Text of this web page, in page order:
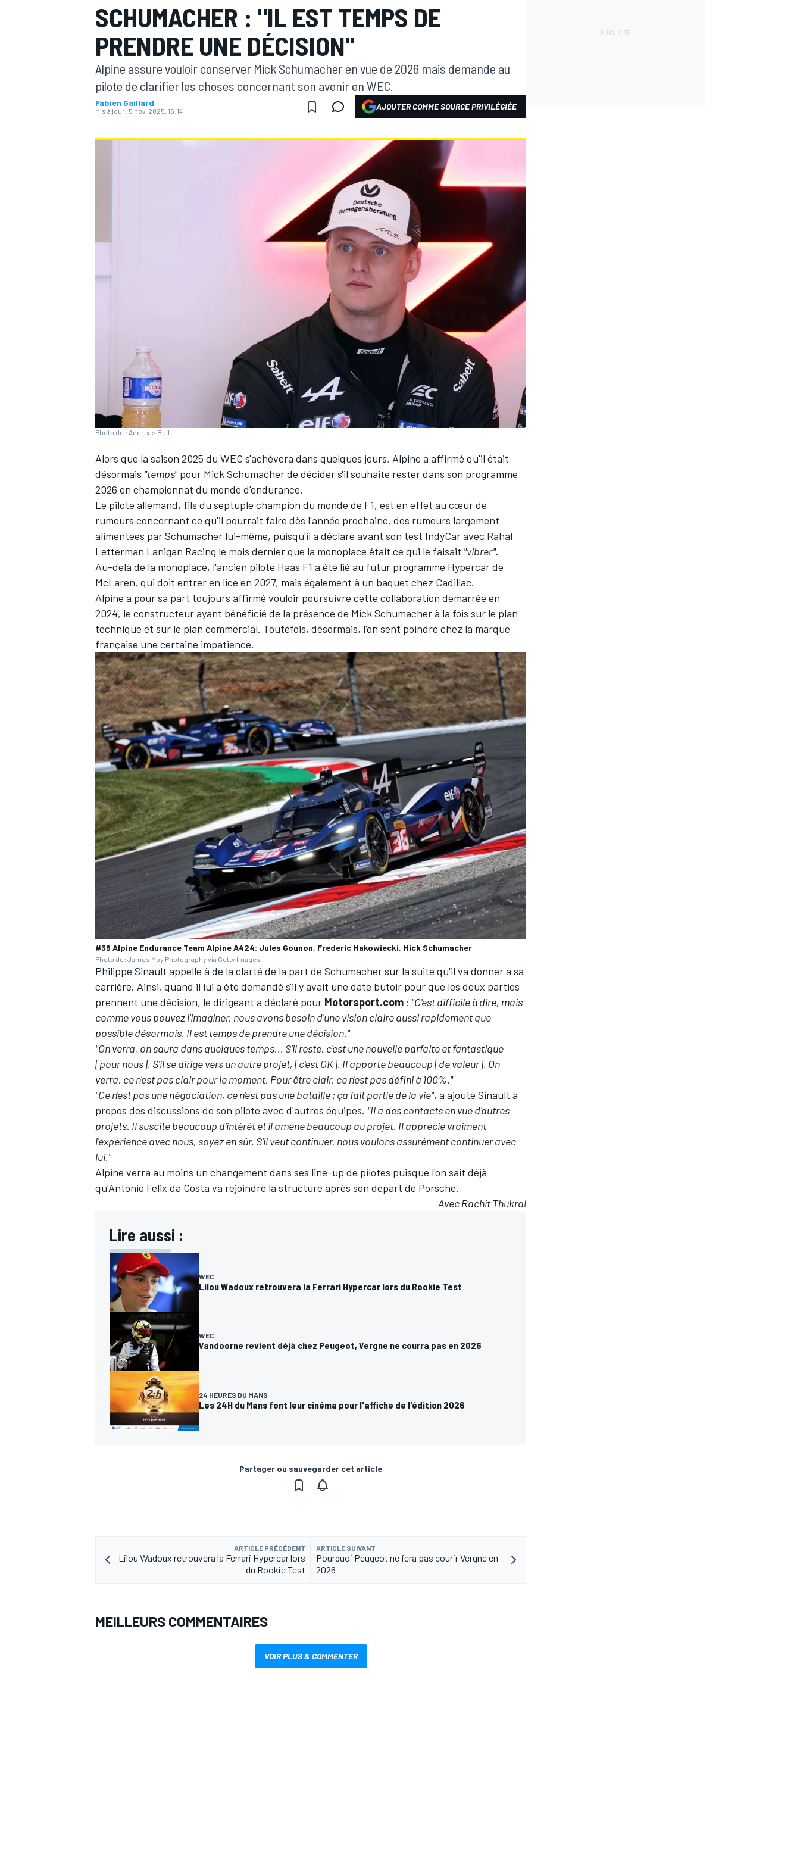
MOTOGP
WEC
AUTRES CHAMPIONNATS
SCHUMACHER : "IL EST TEMPS DE
PRENDRE UNE DÉCISION"
Alpine assure vouloir conserver Mick Schumacher en vue de 2026 mais demande au
pilote de clarifier les choses concernant son avenir en WEC.
Fabien Gaillard
Mis à jour: 5 nov. 2025, 16:14 AJOUTER COMME SOURCE PRIVILÉGIÉE
Photo de : Andreas Beil
Alors que la saison 2025 du WEC s'achèvera dans quelques jours, Alpine a affirmé qu'il était
désormais "temps"pour Mick Schumacherde décider s'il souhaite rester dans son programme
2026 en championnat du monde d'endurance.
Le pilote allemand, fils du septuple champion du monde de F1, est en effet au cœur de
rumeurs concernant ce qu'il pourrait faire dès l'année prochaine, des rumeurs largement
alimentées par Schumacher lui-même, puisqu'il a déclaré avant son test IndyCar avec Rahal
Letterman Lanigan Racing le mois dernier que la monoplace était ce qui le faisait "vibrer".
Au-delà de la monoplace, l'ancien pilote Haas F1 a été lié au futur programme Hypercar de
McLaren, qui doit entrer en lice en 2027, mais également à un baquet chez Cadillac.
Alpine a pour sa part toujours affirmé vouloir poursuivre cette collaboration démarrée en
2024, le constructeur ayant bénéficié de la présence de Mick Schumacher à la fois sur le plan
technique et sur le plan commercial. Toutefois, désormais, l'on sent poindre chez la marque
française une certaine impatience.
#36 Alpine Endurance Team Alpine A424: Jules Gounon, Frederic Makowiecki, Mick Schumacher
Photo de: James Moy Photography via Getty Images
Philippe Sinault appelle à de la clarté de la part de Schumacher sur la suite qu'il va donner à sa
carrière. Ainsi, quand il lui a été demandé s'il y avait une date butoir pour que les deux parties
prennent une décision, le dirigeant a déclaré pour Motorsport.com : "C'est difficile à dire, mais
comme vous pouvez l'imaginer, nous avons besoin d'une vision claire aussi rapidement que
possible désormais. Il est temps de prendre une décision."
"On verra, on saura dans quelques temps... S'il reste, c'est une nouvelle parfaite et fantastique
[pour nous]. S'il se dirige vers un autre projet, [c'est OK]. Il apporte beaucoup [de valeur]. On
verra, ce n'est pas clair pour le moment. Pour être clair, ce n'est pas défini à 100%."
"Ce n'est pas une négociation, ce n'est pas une bataille ; ça fait partie de la vie", a ajouté Sinault à
propos des discussions de son pilote avec d'autres équipes. "Il a des contacts en vue d'autres
projets. Il suscite beaucoup d'intérêt et il amène beaucoup au projet. Il apprécie vraiment
l'expérience avec nous, soyez en sûr. S'il veut continuer, nous voulons assurément continuer avec
lui."
Alpine verra au moins un changement dans ses line-up de pilotes puisque l'on sait déjà
qu'Antonio Felix da Costa va rejoindre la structure après son départ de Porsche.
Avec Rachit Thukral
Lire aussi :
WEC
Lilou Wadoux retrouvera la Ferrari Hypercar lors du Rookie Test
WEC
Vandoorne revient déjà chez Peugeot, Vergne ne courra pas en 2026
24 HEURES DU MANS
Les 24H du Mans font leur cinéma pour l'affiche de l'édition 2026
Partager ou sauvegarder cet article
ARTICLE PRÉCÉDENT
Lilou Wadoux retrouvera la Ferrari Hypercar lors
du Rookie Test
ARTICLE SUIVANT
Pourquoi Peugeot ne fera pas courir Vergne en
2026
MEILLEURS COMMENTAIRES
VOIR PLUS & COMMENTER